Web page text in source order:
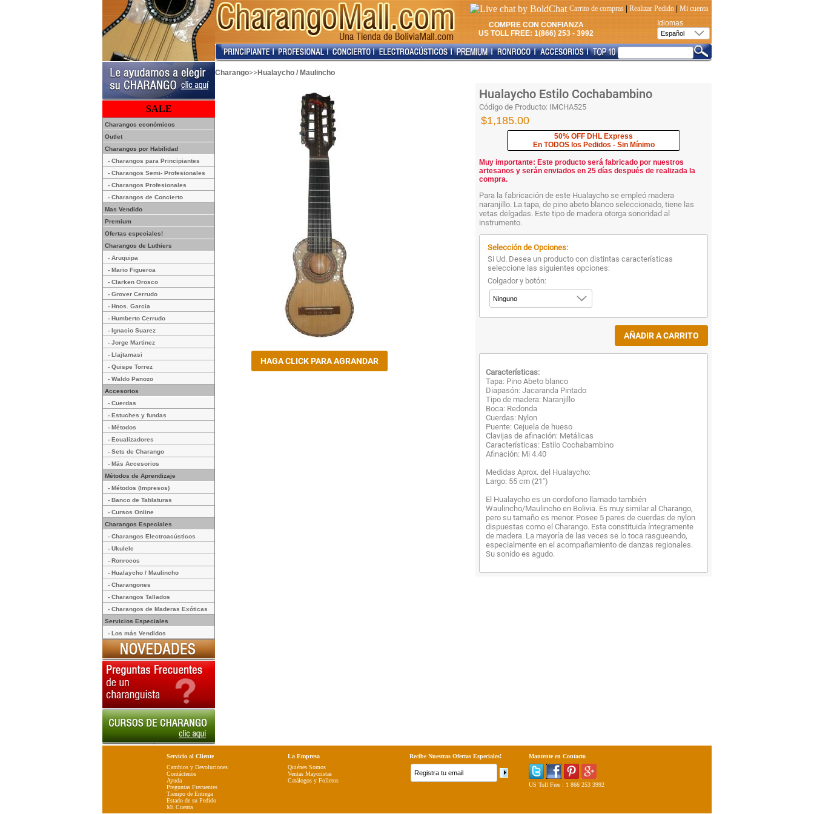
Carrito de compras Realizar Pedido
Mi cuenta
COMPRE CON CONFIANZA
US TOLL FREE: 1(866) 253 - 3992
Idiomas
SALE
Charangos económicos
Outlet
Charangos por Habilidad
- Charangos para Principiantes
- Charangos Semi- Profesionales
- Charangos Profesionales
- Charangos de Concierto
Mas Vendido
Premium
Ofertas especiales!
Charangos de Luthiers
- Aruquipa
- Mario Figueroa
- Clarken Orosco
- Grover Cerrudo
- Hnos. Garcia
- Humberto Cerrudo
- Ignacio Suarez
- Jorge Martinez
- Llajtamasi
- Quispe Torrez
- Waldo Panozo
Accesorios
- Cuerdas
- Estuches y fundas
- Métodos
- Ecualizadores
- Sets de Charango
- Más Accesorios
Métodos de Aprendizaje
- Métodos (Impresos)
- Banco de Tablaturas
- Cursos Online
Charangos Especiales
- Charangos Electroacústicos
- Ukulele
- Ronrocos
- Hualaycho / Maulincho
- Charangones
- Charangos Tallados
- Charangos de Maderas Exóticas
Servicios Especiales
- Los más Vendidos
Charango>> Hualaycho / Maulincho
Hualaycho Estilo Cochabambino
Código de Producto: IMCHA525
$1,185.00
50% OFF DHL Express
En TODOS los Pedidos - Sin Mínimo
Muy importante: Este producto será fabricado por nuestros
artesanos y serán enviados en 25 días después de realizada la
compra.
Para la fabricación de este Hualaycho se empleó madera
naranjillo. La tapa, de pino abeto blanco seleccionado, tiene las
vetas delgadas. Este tipo de madera otorga sonoridad al
instrumento.
Selección de Opciones:
Si Ud. Desea un producto con distintas características
seleccione las siguientes opciones:
Colgador y botón:
Características:
Tapa: Pino Abeto blanco
Diapasón: Jacaranda Pintado
Tipo de madera: Naranjillo
Boca: Redonda
Cuerdas: Nylon
Puente: Cejuela de hueso
Clavijas de afinación: Metálicas
Características: Estilo Cochabambino
Afinación: Mi 4.40
Medidas Aprox. del Hualaycho:
Largo: 55 cm (21")
El Hualaycho es un cordofono llamado también
Waulincho/Maulincho en Bolivia. Es muy similar al Charango,
pero su tamaño es menor. Posee 5 pares de cuerdas de nylon
dispuestas como el Charango. Esta constituida íntegramente
de madera. La mayoría de las veces se lo toca rasgueando,
especialmente en el acompañamiento de danzas regionales.
Su sonido es agudo.
Servicio al Cliente
Cambios y Devoluciones
Contáctenos
Ayuda
Preguntas Frecuentes
Tiempo de Entrega
Estado de su Pedido
Mi Cuenta
La Empresa
Quiénes Somos
Ventas Mayoristas
Catálogos y Folletos
Recibe Nuestras Ofertas Especiales! Mantente en Contacto
US Toll Free : 1 866 253 3992